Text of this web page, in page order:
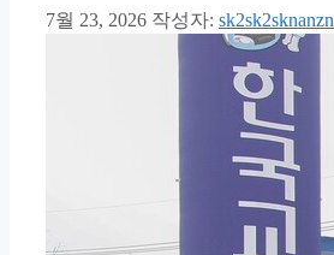
7월 23, 2026 작성자: sk2sk2sknanzn